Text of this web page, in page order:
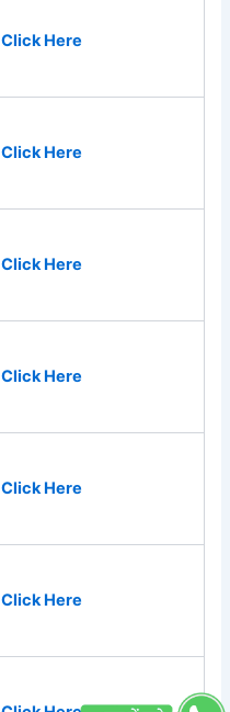
Click Here
Click Here
Click Here
Click Here
Click Here
Click Here